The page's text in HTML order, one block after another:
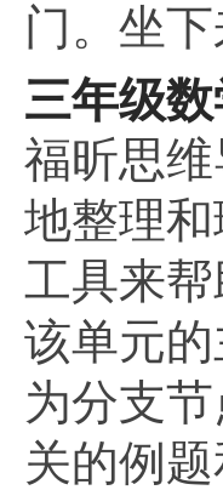
门。坐
三年级
福昕思
地整理
工具来
该单元
为分支
关的例